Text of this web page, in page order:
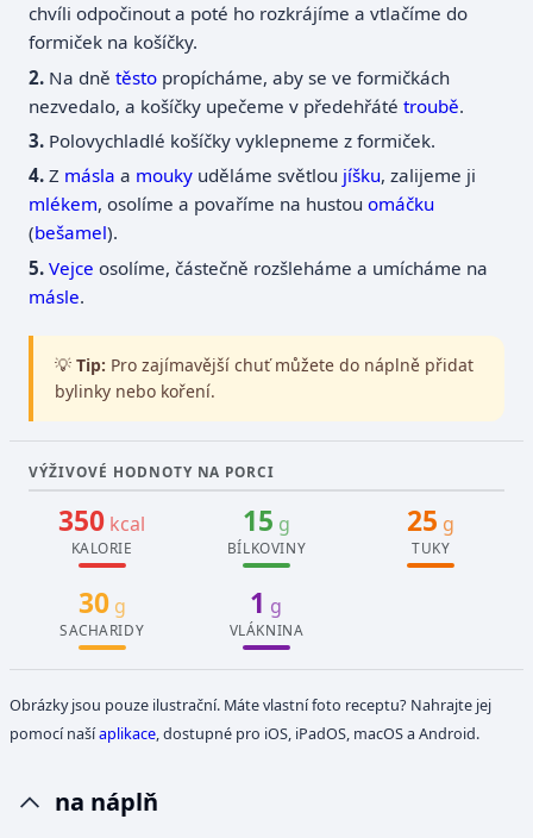
chvíli odpočinout a poté ho rozkrájíme a vtlačíme do
formiček na košíčky.
Na dnětěsto propícháme, aby se ve formičkách
nezvedalo, a košíčky upečeme v předehřátétroubě.
Polovychladlé košíčky vyklepneme z formiček.
Z másla a mouky uděláme světlou jíšku, zalijeme ji
mlékem, osolíme a povaříme na hustouomáčku
(bešamel).
Vejce osolíme, částečně rozšleháme a umícháme na
másle.
💡 Tip: Pro zajímavější chuť můžete do náplně přidat
bylinky nebo koření.
VÝŽIVOVÉ HODNOTY NA PORCI
350 kcal
KALORIE
15 g
BÍLKOVINY
25 g
TUKY
30g
SACHARIDY
1 g
VLÁKNINA
Obrázky jsou pouze ilustrační. Máte vlastní foto receptu? Nahrajte jej
pomocí našíaplikace , dostupné pro iOS, iPadOS, macOS a Android.
na náplň